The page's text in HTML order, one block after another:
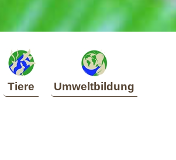
Tiere Umweltbildung